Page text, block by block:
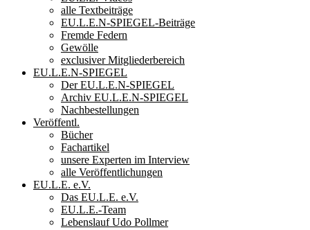
alle Textbeiträge
EU.L.E.N-SPIEGEL-Beiträge
Fremde Federn
Gewölle
exclusiver Mitgliederbereich
EU.L.E.N-SPIEGEL
Der EU.L.E.N-SPIEGEL
Archiv EU.L.E.N-SPIEGEL
Nachbestellungen
Veröffentl.
Bücher
Fachartikel
unsere Experten im Interview
alle Veröffentlichungen
EU.L.E. e.V.
Das EU.L.E. e.V.
EU.L.E.-Team
Lebenslauf Udo Pollmer